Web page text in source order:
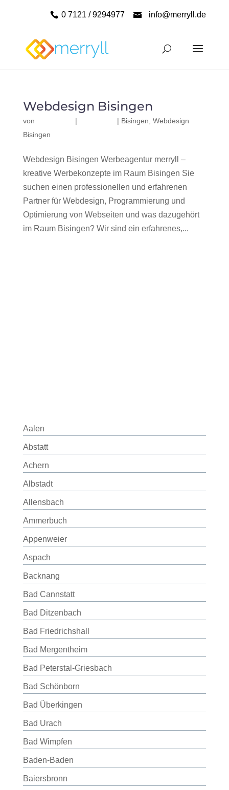
0 7121 / 9294977 info@merryll.de
Webdesign Bisingen
von | | Bisingen Webdesign
Bisingen
Webdesign Bisingen Werbeagentur merryll –
kreative Werbekonzepte im Raum Bisingen Sie
suchen einen professionellen und erfahrenen
Partner für Webdesign, Programmierung und
Optimierung von Webseiten und was dazugehört
im Raum Bisingen? Wir sind ein erfahrenes,...
Aalen
Abstatt
Achern
Albstadt
Allensbach
Ammerbuch
Appenweier
Aspach
Backnang
Bad Cannstatt
Bad Ditzenbach
Bad Friedrichshall
Bad Mergentheim
Bad Peterstal-Griesbach
Bad Schönborn
Bad Überkingen
Bad Urach
Bad Wimpfen
Baden-Baden
Baiersbronn